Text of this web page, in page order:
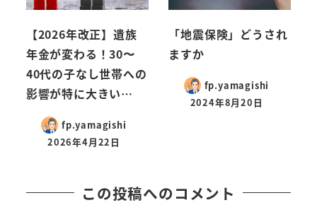
【2026年改正】遺族
年金が変わる！30〜
40代の子なし世帯への
影響が特に大きい…
fp.yamagishi
2026年4月22日
「地震保険」どうされ
ますか
fp.yamagishi
2024年8月20日
この投稿へのコメント